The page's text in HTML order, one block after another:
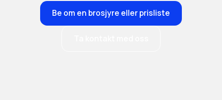
Be om en brosjyre eller prisliste